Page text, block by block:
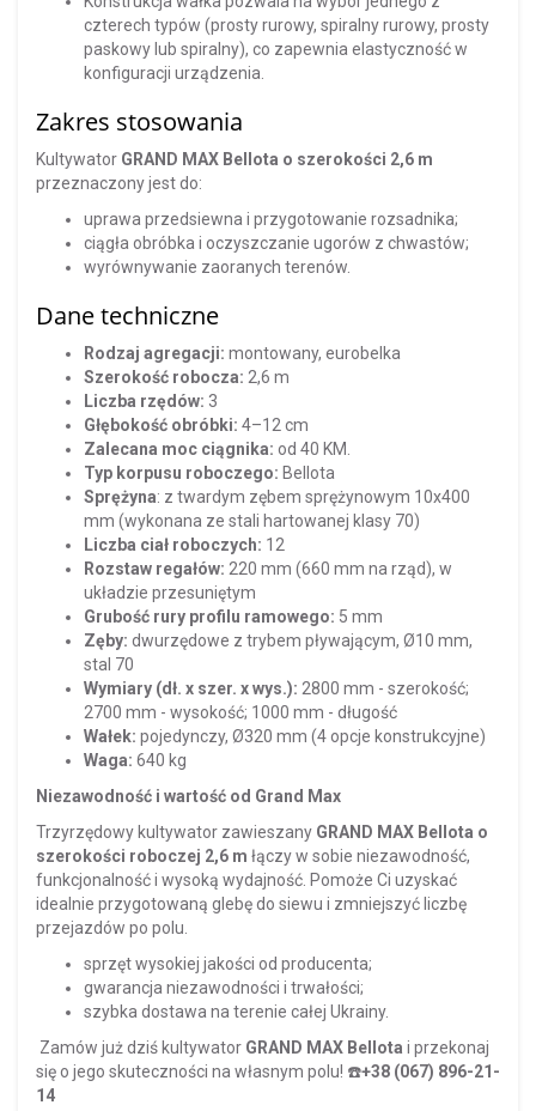
czterech typów (prosty rurowy, spiralny rurowy, prosty
paskowy lub spiralny), co zapewnia elastyczność w
konfiguracji urządzenia.
Zakres stosowania
Kultywator GRAND MAX Bellota o szerokości 2,6 m
przeznaczony jest do:
uprawa przedsiewna i przygotowanie rozsadnika;
ciągła obróbka i oczyszczanie ugorów z chwastów;
wyrównywanie zaoranych terenów.
Dane techniczne
Rodzaj agregacji: montowany, eurobelka
Szerokość robocza: 2,6 m
Liczba rzędów: 3
Głębokość obróbki: 4–12 cm
Zalecana moc ciągnika: od 40 KM.
Typ korpusu roboczego: Bellota
Sprężyna: z twardym zębem sprężynowym 10x400
mm (wykonana ze stali hartowanej klasy 70)
Liczba ciał roboczych: 12
Rozstaw regałów: 220 mm (660 mm na rząd), w
układzie przesuniętym
Grubość rury profilu ramowego: 5 mm
Zęby: dwurzędowe z trybem pływającym, Ø10 mm,
stal 70
Wymiary (dł. x szer. x wys.): 2800 mm - szerokość;
2700 mm - wysokość; 1000 mm - długość
Wałek: pojedynczy, Ø320 mm (4 opcje konstrukcyjne)
Waga: 640 kg
Niezawodność i wartość od Grand Max
Trzyrzędowy kultywator zawieszany GRAND MAX Bellota o
szerokości roboczej 2,6 m łączy w sobie niezawodność,
funkcjonalność i wysoką wydajność. Pomoże Ci uzyskać
idealnie przygotowaną glebę do siewu i zmniejszyć liczbę
przejazdów po polu.
sprzęt wysokiej jakości od producenta;
gwarancja niezawodności i trwałości;
szybka dostawa na terenie całej Ukrainy.
Zamów już dziś kultywator GRAND MAX Bellota i przekonaj
się o jego skuteczności na własnym polu! ☎️+38 (067) 896-21-
14